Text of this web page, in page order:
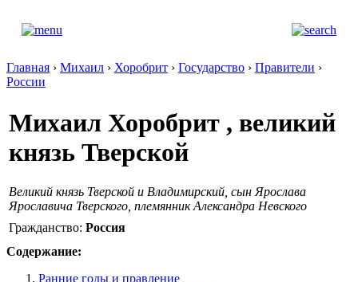
Главная › Михаил › Хоробрит › Государство › Правители ›
России
Михаил Хоробрит , великий
князь Тверской
Великий князь Тверской и Владимирский, сын Ярослава
Ярославича Тверского, племянник Александра Невского
Гражданство: Россия
Содержание:
Ранние годы и правление